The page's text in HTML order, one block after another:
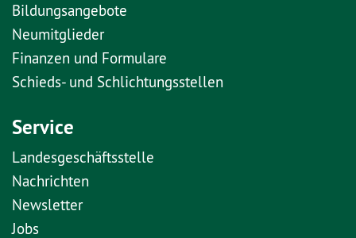
Bildungsangebote
Neumitglieder
Finanzen und Formulare
Schieds- und Schlichtungsstellen
Service
Landesgeschäftsstelle
Nachrichten
Newsletter
Jobs